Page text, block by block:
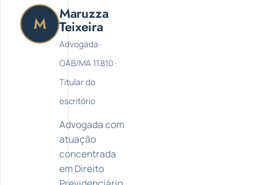
M Maruzza
Teixeira
Advogada ·
OAB/MA 11.810 ·
Titular do
escritório
Advogada com
atuação
concentrada
em Direito